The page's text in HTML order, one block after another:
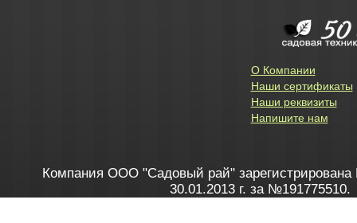
О Компании
Наши сертификаты
Наши реквизиты
Напишите нам
Компания ООО "Садовый рай" зарегистрирована
30.01.2013 г. за №191775510.